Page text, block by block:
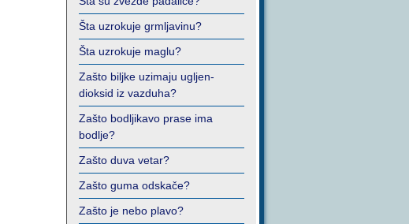
Šta uzrokuje grmljavinu?
Šta uzrokuje maglu?
Zašto biljke uzimaju ugljen-
dioksid iz vazduha?
Zašto bodljikavo prase ima
bodlje?
Zašto duva vetar?
Zašto guma odskače?
Zašto je nebo plavo?